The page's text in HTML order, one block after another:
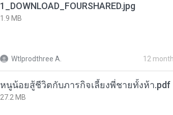
1_DOWNLOAD_FOURSHARED.jpg
1.9 MB
Wtlprodthree A. 12
หนูน้อยสู้ชีวิตกับภารกิจเลี้ยงพี่ชายทั้งห้า.pdf
27.2 MB